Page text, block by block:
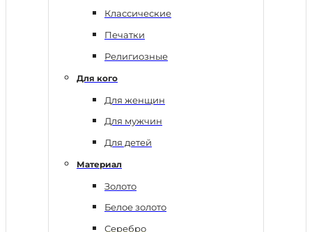
Классические
Печатки
Религиозные
Для кого
Для женщин
Для мужчин
Для детей
Материал
Золото
Белое золото
Серебро